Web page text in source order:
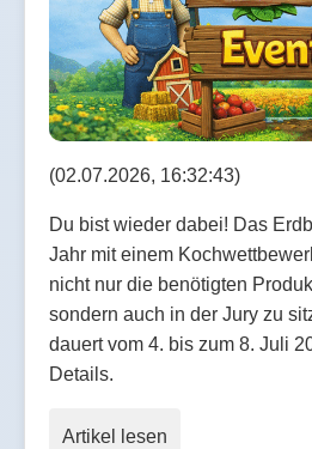
(02.07.2026, 16:32:43)
Du bist wieder dabei! Das
Jahr mit einem
nicht nur die benötigten
sondern auch in der Jury zu
dauert vom 4. bis zum 8. Juli
Details.
Artikel lesen